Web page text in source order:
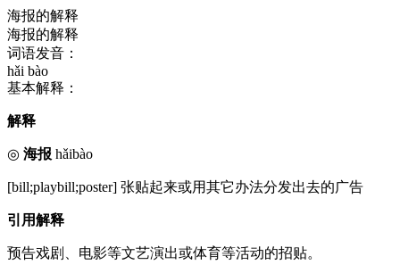
海报的解释
海报的解释
词语发音：
hǎi bào
基本解释：
解释
◎ 海报 hǎibào
[bill;playbill;poster] 张贴起来或用其它办法分发出去的广告
引用解释
预告戏剧、电影等文艺演出或体育等活动的招贴。